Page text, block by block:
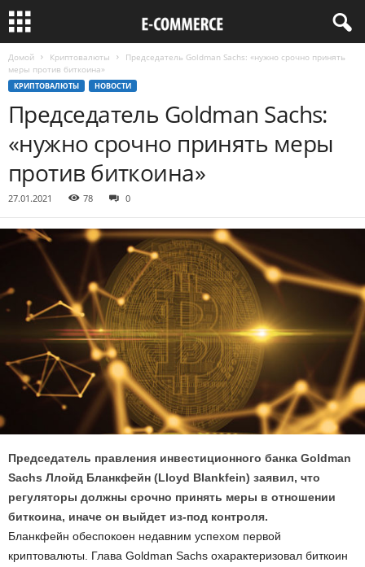
Домой Криптовалюты
Председатель Goldman Sachs: «нужно срочно принять
меры против биткоина»
КРИПТОВАЛЮТЫ НОВОСТИ
Председатель Goldman Sachs:
«нужно срочно принять меры
против биткоина»
27.01.2021 78 0
Председатель правления инвестиционного банка Goldman
Sachs Ллойд Бланкфейн (Lloyd Blankfein) заявил, что
регуляторы должны срочно принять меры в отношении
биткоина, иначе он выйдет из-под контроля.
Бланкфейн обеспокоен недавним успехом первой
криптовалюты. Глава Goldman Sachs охарактеризовал биткоин